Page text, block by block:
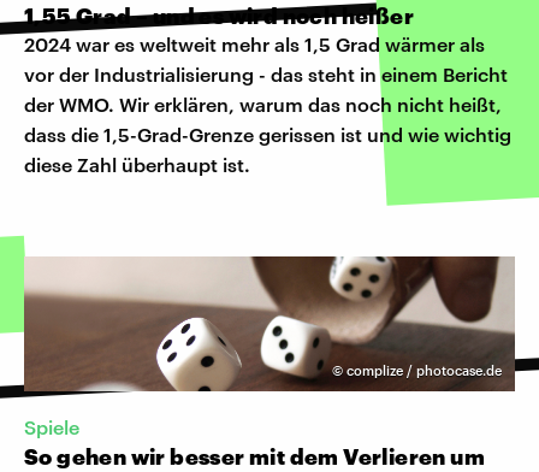
1,55 Grad – und es wird noch heißer
2024 war es weltweit mehr als 1,5 Grad wärmer als
vor der Industrialisierung - das steht in einem Bericht
der WMO. Wir erklären, warum das noch nicht heißt,
dass die 1,5-Grad-Grenze gerissen ist und wie wichtig
diese Zahl überhaupt ist.
©complize / photocase.de
Spiele
So gehen wir besser mit dem Verlieren um